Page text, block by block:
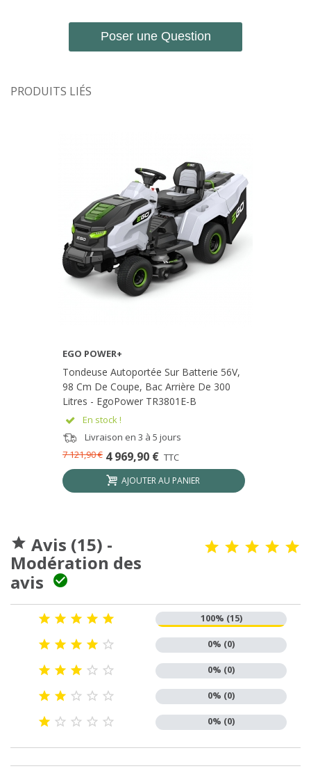
Poser une Question
PRODUITS LIÉS
EGO POWER+
Tondeuse Autoportée Sur Batterie 56V,
98 Cm De Coupe, Bac Arrière De 300
Litres - EgoPower TR3801E-B
En stock !
Livraison en 3 à 5 jours
4 969,90 € TTC
7 121,90 €
AJOUTER AU PANIER
 Avis (15) -
Modération des
avis

     100% (15)
     0% (0)
     0% (0)
     0% (0)
     0% (0)